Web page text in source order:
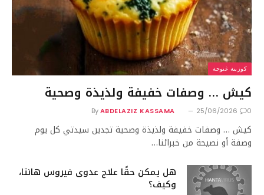
كوزينة غنوجة
كيش … وصفات خفيفة ولذيذة وصحية
By ABDELAZIZ KASSAMA 25/06/2026 0
كيش … وصفات خفيفة ولذيذة وصحية تجدين سيدتي كل يوم
وصفة أو نصيحة من خبرائنا…
هل يمكن حقًا علاج عدوى فيروس هانتا،
وكيف؟